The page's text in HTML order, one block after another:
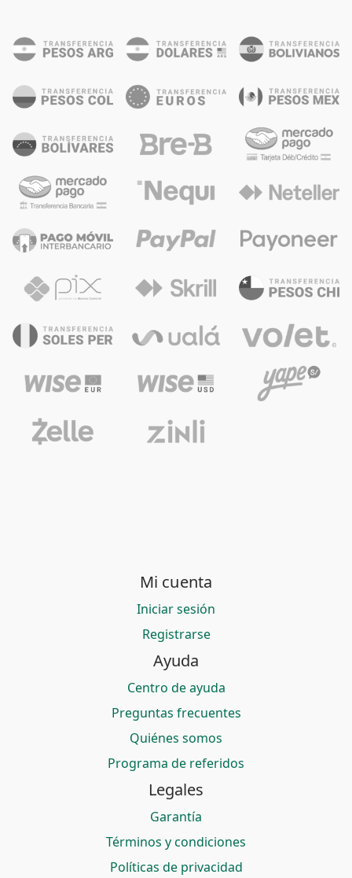
Mi cuenta
Iniciar sesión
Registrarse
Ayuda
Centro de ayuda
Preguntas frecuentes
Quiénes somos
Programa de referidos
Legales
Garantía
Términos y condiciones
Políticas de privacidad